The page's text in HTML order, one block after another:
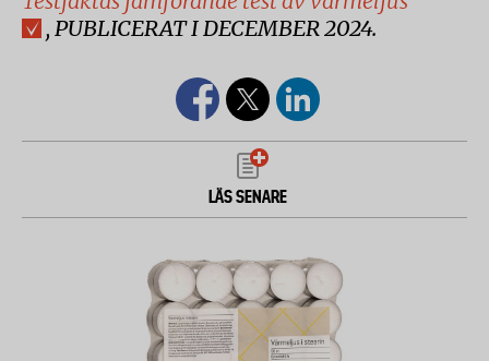
, PUBLICERAT I DECEMBER 2024.
LÄS SENARE